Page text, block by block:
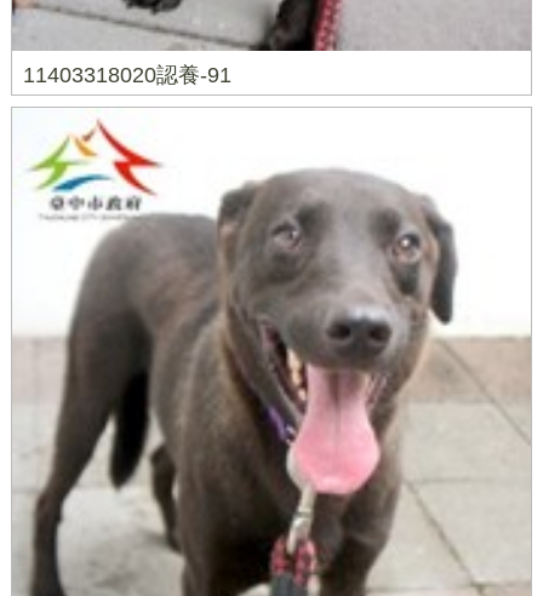
11403318020認養-91